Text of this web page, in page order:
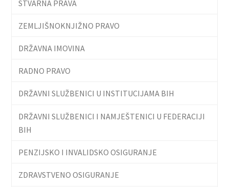
STVARNA PRAVA
ZEMLJIŠNOKNJIŽNO PRAVO
DRŽAVNA IMOVINA
RADNO PRAVO
DRŽAVNI SLUŽBENICI U INSTITUCIJAMA BIH
DRŽAVNI SLUŽBENICI I NAMJEŠTENICI U FEDERACIJI
BIH
PENZIJSKO I INVALIDSKO OSIGURANJE
ZDRAVSTVENO OSIGURANJE